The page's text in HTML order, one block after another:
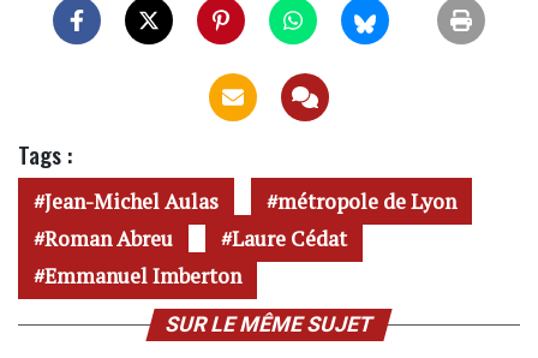
Tags :
Jean-Michel Aulas
métropole de Lyon
Roman Abreu
Laure Cédat
Emmanuel Imberton
SUR LE MÊME SUJET